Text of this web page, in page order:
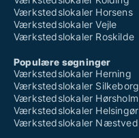
Værkstedslokaler Horsens
Værkstedslokaler Vejle
Værkstedslokaler Roskilde
Populære søgninger
Værkstedslokaler Herning
Værkstedslokaler Silkeborg
Værkstedslokaler Hørsholm
Værkstedslokaler Helsingør
Værkstedslokaler Næstved